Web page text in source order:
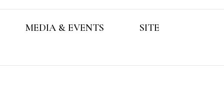
MEDIA & EVENTS
SITE